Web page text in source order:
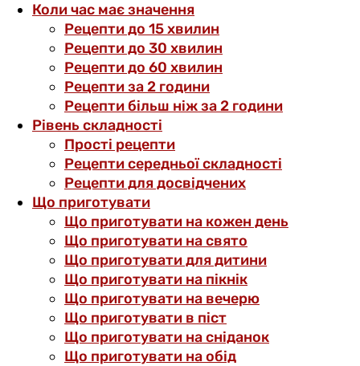
Коли час має значення
Рецепти до 15 хвилин
Рецепти до 30 хвилин
Рецепти до 60 хвилин
Рецепти за 2 години
Рецепти більш ніж за 2 години
Рівень складності
Прості рецепти
Рецепти середньої складності
Рецепти для досвідчених
Що приготувати
Що приготувати на кожен день
Що приготувати на свято
Що приготувати для дитини
Що приготувати на пікнік
Що приготувати на вечерю
Що приготувати в піст
Що приготувати на сніданок
Що приготувати на обід